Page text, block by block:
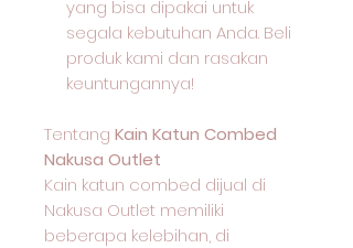
yang bisa dipakai untuk
segala kebutuhan Anda. Beli
produk kami dan rasakan
keuntungannya!
Tentang Kain Katun Combed
Nakusa Outlet
Kain katun combed dijual di
Nakusa Outlet memiliki
beberapa kelebihan, di